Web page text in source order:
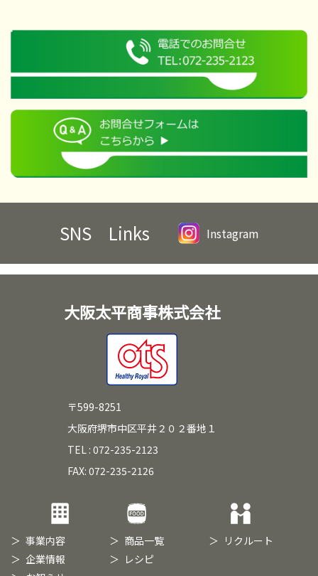
SNS Links Instagram
大阪太平商事株式会社
〒599-8251
大阪府堺市中区平井２０２番地１
TEL : 072-235-2123
FAX: 072-235-2126
事業内容
企業情報
商品一覧
レシピ
リクルート